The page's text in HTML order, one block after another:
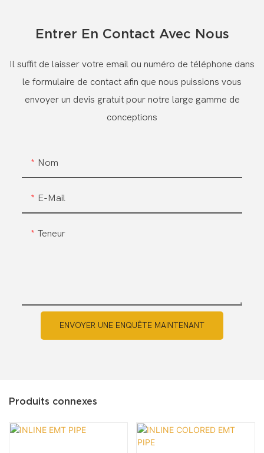
Entrer En Contact Avec Nous
Il suffit de laisser votre email ou numéro de téléphone dans
le formulaire de contact afin que nous puissions vous
envoyer un devis gratuit pour notre large gamme de
conceptions
Nom
E-Mail
Teneur
ENVOYER UNE ENQUÊTE MAINTENANT
Produits connexes